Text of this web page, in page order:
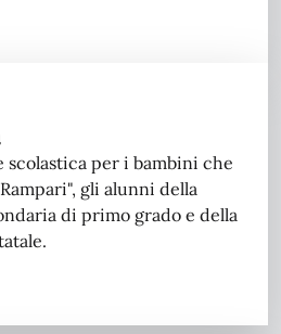
scolastica per i bambini che
gli alunni della
di primo grado e della